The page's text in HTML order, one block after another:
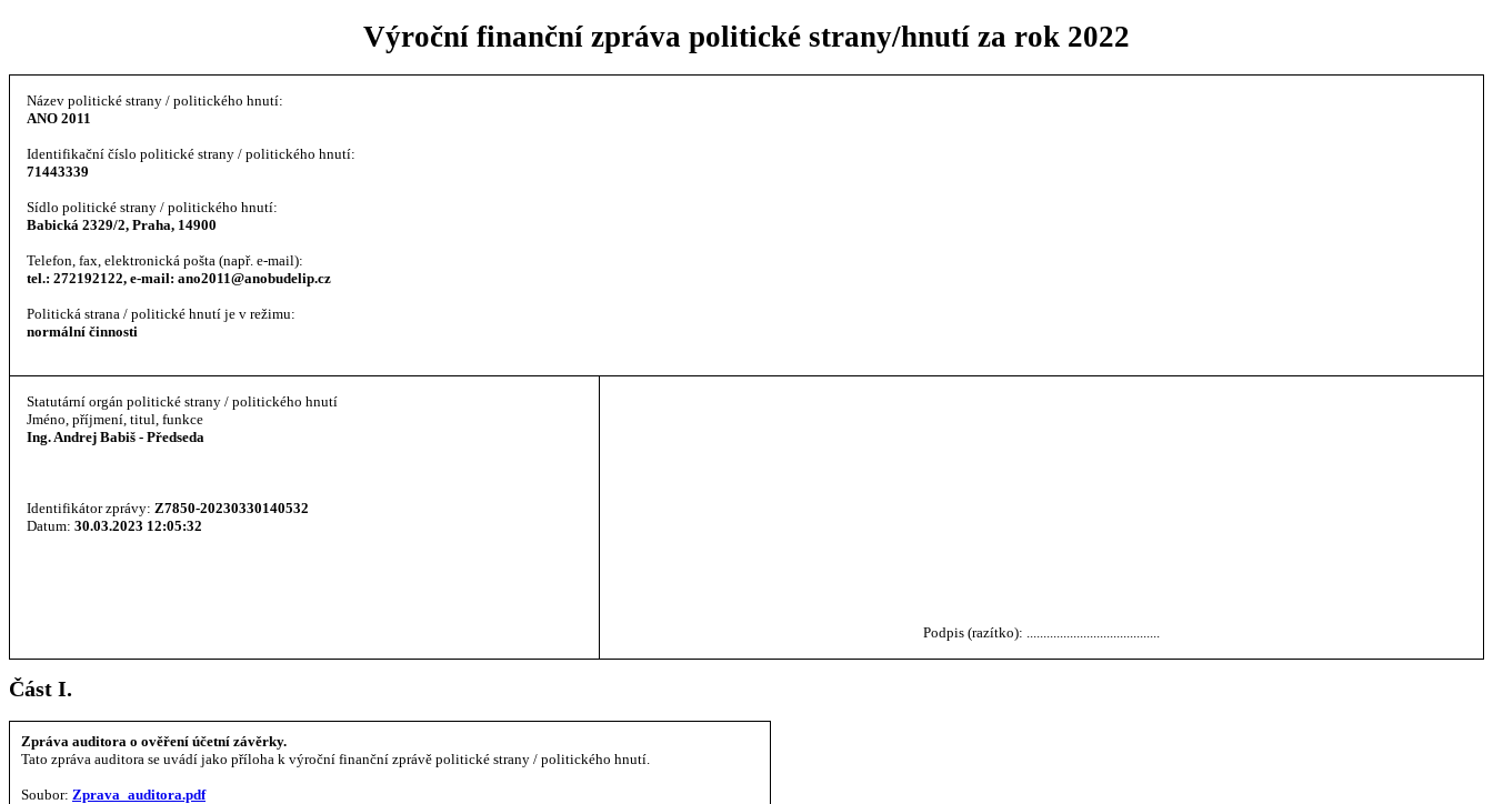
Výroční finanční zpráva politické strany/hnutí za rok 2022
Název politické strany / politického hnutí:
ANO 2011
Identifikační číslo politické strany / politického hnutí:
71443339
Sídlo politické strany / politického hnutí:
Babická 2329/2, Praha, 14900
Telefon, fax, elektronická pošta (např. e-mail):
tel.: 272192122, e-mail: ano2011@anobudelip.cz
Politická strana / politické hnutí je v režimu:
normální činnosti
Statutární orgán politické strany / politického hnutí
Jméno, příjmení, titul, funkce
Ing. Andrej Babiš - Předseda
Identifikátor zprávy: Z7850-20230330140532
Datum: 30.03.2023 12:05:32
Podpis (razítko): ........................................
Část I.
Zpráva auditora o ověření účetní závěrky.
Tato zpráva auditora se uvádí jako příloha k výroční finanční zprávě politické strany / politického hnutí.
Soubor: Zprava_auditora.pdf